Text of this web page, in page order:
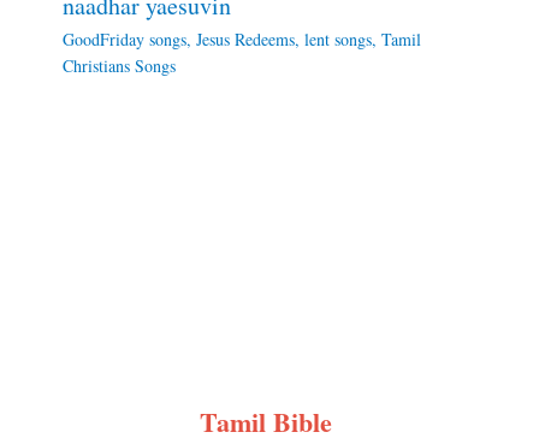
GoodFriday songs, Jesus Redeems, lent songs, Tamil
Christians Songs
Tamil Bible